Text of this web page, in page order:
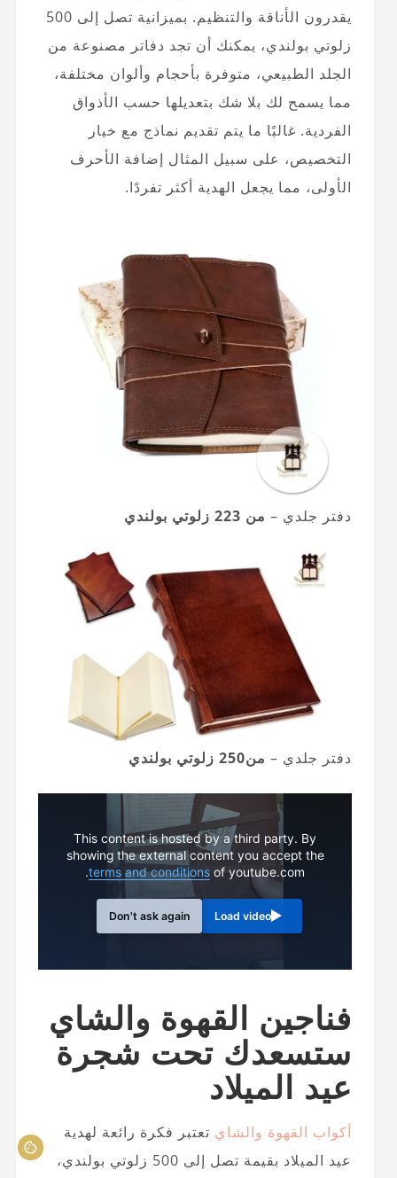
يقدرون الأناقة والتنظيم. بميزانية تصل إلى 500
زلوتي بولندي، يمكنك أن تجد دفاتر مصنوعة من
الجلد الطبيعي، متوفرة بأحجام وألوان مختلفة،
مما يسمح لك بلا شك بتعديلها حسب الأذواق
الفردية. غالبًا ما يتم تقديم نماذج مع خيار
التخصيص، على سبيل المثال إضافة الأحرف
الأولى، مما يجعل الهدية أكثر تفردًا.
دفتر جلدي – من 223 زلوتي بولندي
دفتر جلدي – من250 زلوتي بولندي
This content is hosted by a third party. By
showing the external content you accept the
terms and conditions of youtube.com.
Load video
Don't ask again
فناجين القهوة والشاي
ستسعدك تحت شجرة
عيد الميلاد
أكواب القهوة والشاي تعتبر فكرة رائعة لهدية
عيد الميلاد بقيمة تصل إلى 500 زلوتي بولندي،